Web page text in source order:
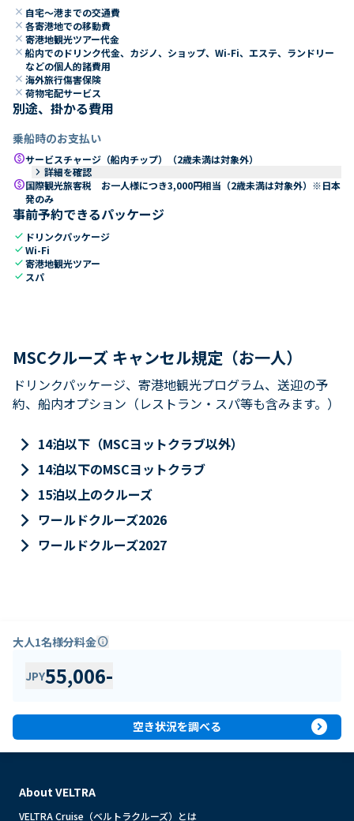
close 自宅～港までの交通費
close 各寄港地での移動費
close 寄港地観光ツアー代金
close 船内でのドリンク代金、カジノ、ショップ、Wi-Fi、エステ、ランドリー
などの個人的諸費用
close 海外旅行傷害保険
close 荷物宅配サービス
別途、掛かる費用
乗船時のお支払い
paidサービスチャージ（船内チップ）（2歳未満は対象外）
keyboard_arrow_right 詳細を確認
paid国際観光旅客税 お一人様につき3,000円相当（2歳未満は対象外）※日本
発のみ
事前予約できるパッケージ
check ドリンクパッケージ
checkWi-Fi
check寄港地観光ツアー
check スパ
MSCクルーズ キャンセル規定（お一人）
ドリンクパッケージ、寄港地観光プログラム、送迎の予
約、船内オプション（レストラン・スパ等も含みます。）
keyboard_arrow_right 14泊以下（MSCヨットクラブ以外）
keyboard_arrow_right 14泊以下のMSCヨットクラブ
keyboard_arrow_right 15泊以上のクルーズ
keyboard_arrow_right ワールドクルーズ2026
keyboard_arrow_right ワールドクルーズ2027
大人1名様分料金info
JPY55,006-
空き状況を調べる expand_circle_right
About VELTRA
VELTRA Cruise（ベルトラクルーズ）とは